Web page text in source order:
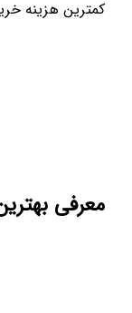
کمترین هزینه
معرفی